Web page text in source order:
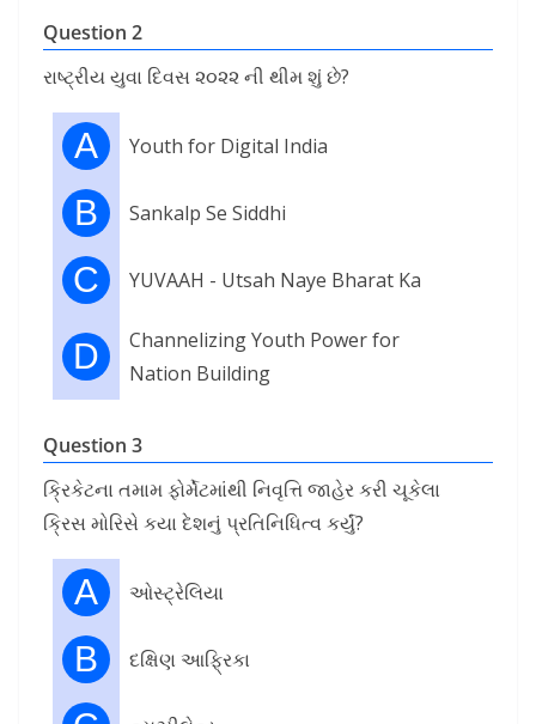
Question 2
રાષ્ટ્રીય યુવા દિવસ ૨૦૨૨ ની થીમ શું છે?
A Youth for Digital India
B Sankalp Se Siddhi
C YUVAAH - Utsah Naye Bharat Ka
D
Channelizing Youth Power for
Nation Building
Question 3
ક્રિકેટના તમામ ફોર્મેટમાંથી નિવૃત્તિ જાહેર કરી ચૂકેલા
ક્રિસ મોરિસે કયા દેશનું પ્રતિનિધિત્વ કર્યું?
A ઓસ્ટ્રેલિયા
B દક્ષિણ આફ્રિકા